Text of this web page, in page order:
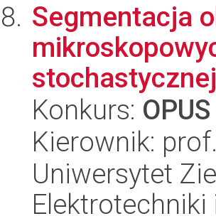
Segmentacja
stochastycznej
Konkurs:
Kierownik:
Uniwersytet